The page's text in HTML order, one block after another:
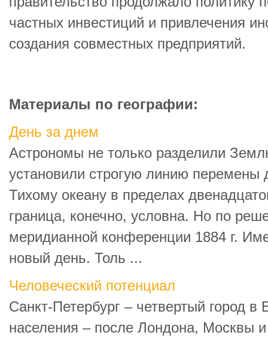
частных инвестиций и привлечения
создания совместных предприятий.
Материалы по географии:
День за днем
Астрономы не только разделили
установили строгую линию перемены
Тихому океану в пределах
граница, конечно, условна. Но по
меридианной конференции 1884 г.
новый день. Толь ...
Человеческий потенциал
Санкт-Петербург – четвертый город в
населения – после Лондона, Москвы